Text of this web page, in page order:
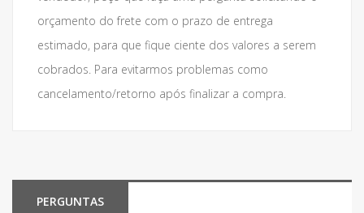
orçamento do frete com o prazo de entrega
estimado, para que fique ciente dos valores a serem
cobrados. Para evitarmos problemas como
cancelamento/retorno após finalizar a compra.
PERGUNTAS